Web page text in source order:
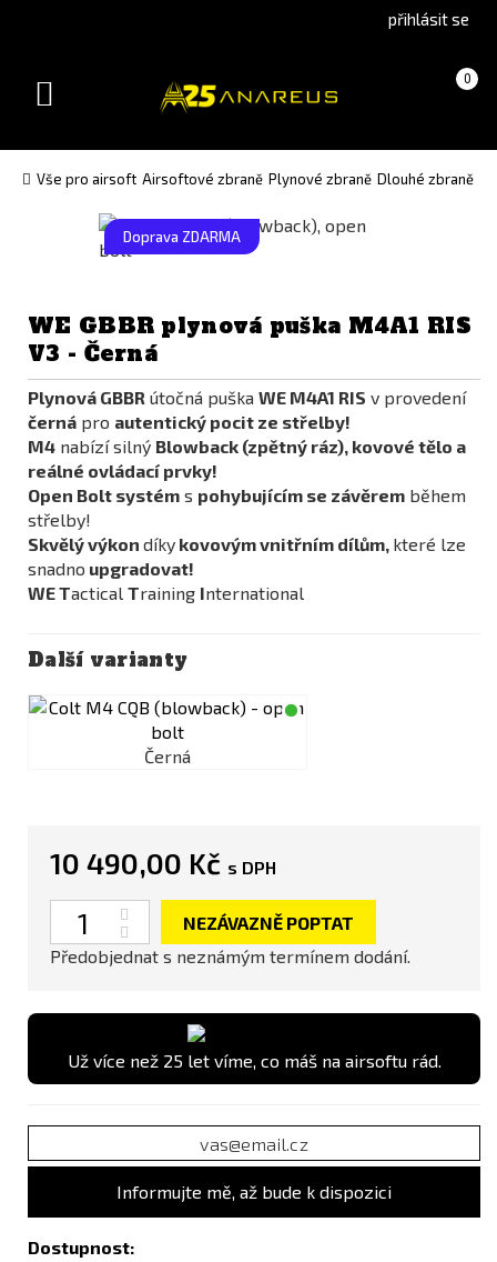
version(Slovak)
přihlásit se
Košík 0
(prázdný)
Toggle
Vše pro airsoft Airsoftové zbraně Plynové zbraně Dlouhé zbraně
Doprava ZDARMA
WE GBBR plynová puška M4A1 RIS
V3 - Černá
Plynová GBBR útočná puška WE M4A1 RIS v provedení
černá pro autentický pocit ze střelby!
M4 nabízí silný Blowback (zpětný ráz), kovové tělo a
reálné ovládací prvky!
Open Bolt systém s pohybujícím se závěrem během
střelby!
Skvělý výkon díky kovovým vnitřním dílům, které lze
snadno upgradovat!
WETactical Training International
Další varianty
Černá
10 490,00 Kč s DPH
Počet
NEZÁVAZNĚ POPTAT
Předobjednat s neznámým termínem dodání.
Už více než 25 let víme, co máš na airsoftu rád.
Informujte mě, až bude k dispozici
Dostupnost: